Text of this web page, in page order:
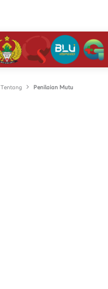
Tentang Penilaian Mutu